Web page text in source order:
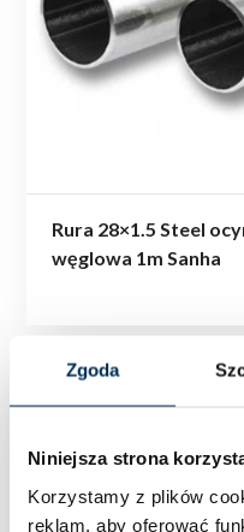
Zgoda
Niniejsza strona
Korzystamy z plików
reklam, aby oferować
Rura 28×1.5 Steel
węglowa 1m Sanha